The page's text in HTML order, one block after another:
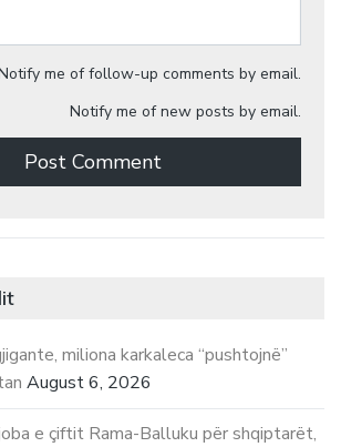
me of follow-up comments by email.
Notify me of new posts by email.
miliona karkaleca “pushtojnë”
August 6, 2026
e çiftit Rama-Balluku për shqiptarët,